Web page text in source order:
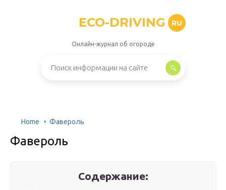
ECO-DRIVING RU
Онлайн-журнал об огороде
Home Фавероль
Фавероль
Содержание: